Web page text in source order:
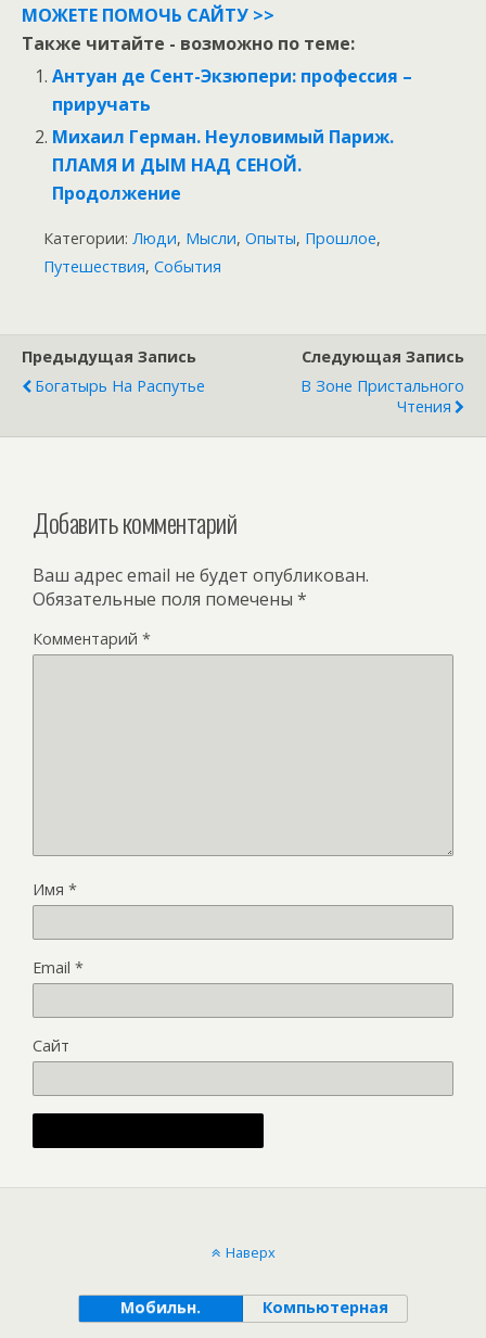
МОЖЕТЕ ПОМОЧЬ САЙТУ >>
Также читайте - возможно по теме:
Антуан де Сент-Экзюпери: профессия –
приручать
Михаил Герман. Неуловимый Париж.
ПЛАМЯ И ДЫМ НАД СЕНОЙ.
Продолжение
Категории: Люди, Мысли, Опыты, Прошлое,
Путешествия, События
Предыдущая Запись
Богатырь На Распутье
Следующая Запись
В Зоне Пристального
Чтения
Добавить комментарий
Ваш адрес email не будет опубликован.
Обязательные поля помечены *
Комментарий *
Имя *
Email *
Сайт
Наверх
Мобильн. Компьютерная